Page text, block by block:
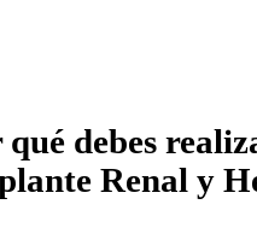
qué debes
Renal y